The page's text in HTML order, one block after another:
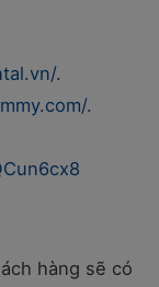
.
.
hàng sẽ có